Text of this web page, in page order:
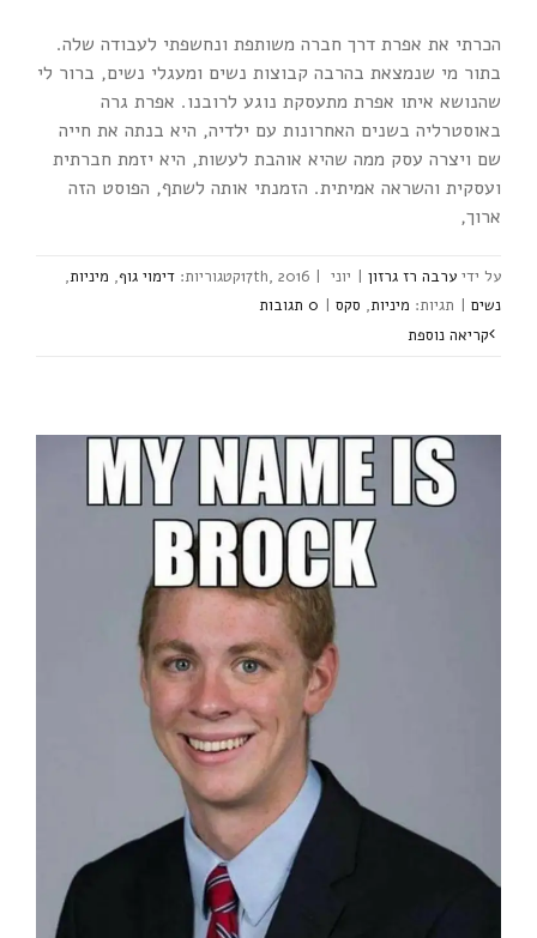
הכרתי את אפרת דרך חברה משותפת ונחשפתי לעבודה שלה.
בתור מי שנמצאת בהרבה קבוצות נשים ומעגלי נשים, ברור לי
שהנושא איתו אפרת מתעסקת נוגע לרובנו. אפרת גרה
באוסטרליה בשנים האחרונות עם ילדיה, היא בנתה את חייה
שם ויצרה עסק ממה שהיא אוהבת לעשות, היא יזמת חברתית
ועסקית והשראה אמיתית. הזמנתי אותה לשתף, הפוסט הזה
ארוך,
ערבה רז גרזון | יוני 17th, 2016 | דימוי גוף, מיניות,
נשים | מיניות, סקס | ‎0 תגובות